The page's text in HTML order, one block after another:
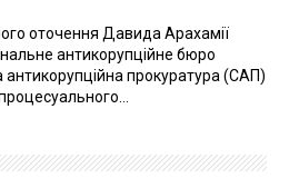
оточення Давида Арахамії
антикорупційне бюро
прокуратура (САП)